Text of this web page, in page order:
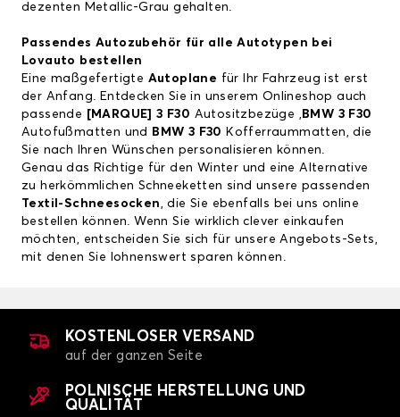
dezenten Metallic-Grau gehalten.
Passendes Autozubehör für alle Autotypen bei
Lovauto bestellen
Eine maßgefertigte Autoplane für Ihr Fahrzeug ist erst
der Anfang. Entdecken Sie in unserem Onlineshop auch
passende
[MARQUE] 3 F30 Autositzbezüge , BMW 3 F30
Autofußmatten und BMW 3 F30 Kofferraummatten, die
Sie nach Ihren Wünschen personalisieren können.
Genau das Richtige für den Winter und eine Alternative
zu herkömmlichen Schneeketten sind unsere passenden
Textil-Schneesocken, die Sie ebenfalls bei uns online
bestellen können. Wenn Sie wirklich clever einkaufen
möchten, entscheiden Sie sich für unsere Angebots-Sets,
mit denen Sie lohnenswert sparen können.
KOSTENLOSER VERSAND
auf der ganzen Seite
POLNISCHE HERSTELLUNG UND
QUALITÄT